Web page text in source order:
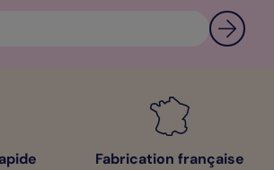
Fabrication française